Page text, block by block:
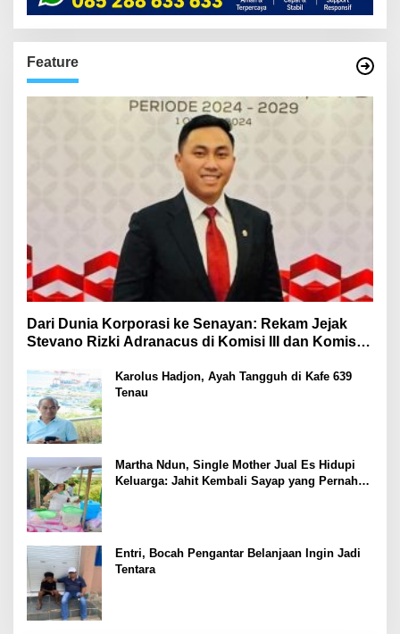
Feature
Dari Dunia Korporasi ke Senayan: Rekam Jejak
Stevano Rizki Adranacus di Komisi III dan Komisi X
Karolus Hadjon, Ayah Tangguh di Kafe 639
Tenau
Martha Ndun, Single Mother Jual Es Hidupi
Keluarga: Jahit Kembali Sayap yang Pernah
Entri, Bocah Pengantar Belanjaan Ingin Jadi
Tentara